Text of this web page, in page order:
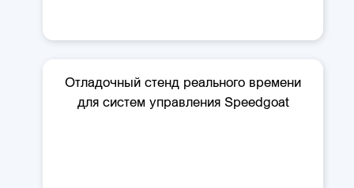
Отладочный стенд реального времени
для систем управления Speedgoat